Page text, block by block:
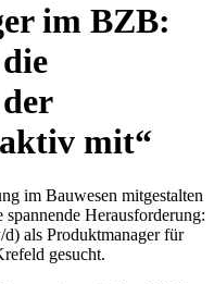
im BZB:
mit“
im Bauwesen mitgestalten
Herausforderung:
als Produktmanager für
gesucht.